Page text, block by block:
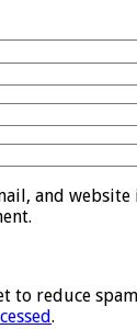
and
to reduce
.